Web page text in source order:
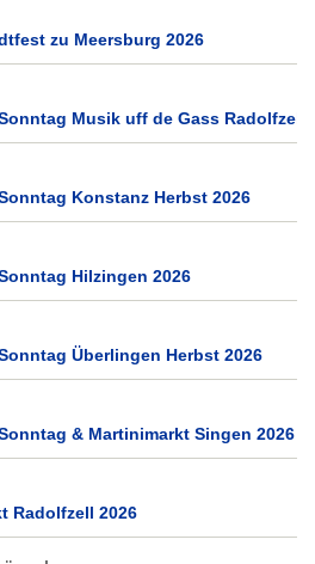
zu Meersburg 2026
Musik uff de Gass Radolfzell
Konstanz Herbst 2026
Hilzingen 2026
Überlingen Herbst 2026
& Martinimarkt Singen 2026
Radolfzell 2026